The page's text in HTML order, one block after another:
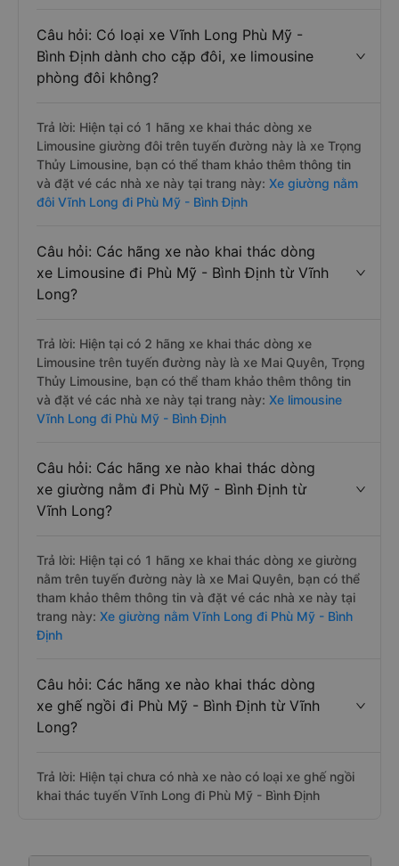
Câu hỏi: Có loại xe Vĩnh Long Phù Mỹ -
Bình Định dành cho cặp đôi, xe limousine
phòng đôi không?
Trả lời: Hiện tại có 1 hãng xe khai thác dòng xe
Limousine giường đôi trên tuyến đường này là xe Trọng
Thủy Limousine, bạn có thể tham khảo thêm thông tin
và đặt vé các nhà xe này tại trang này: Xe giường nằm
đôi Vĩnh Long đi Phù Mỹ - Bình Định
Câu hỏi: Các hãng xe nào khai thác dòng
xe Limousine đi Phù Mỹ - Bình Định từ Vĩnh
Long?
Trả lời: Hiện tại có 2 hãng xe khai thác dòng xe
Limousine trên tuyến đường này là xe Mai Quyên, Trọng
Thủy Limousine, bạn có thể tham khảo thêm thông tin
và đặt vé các nhà xe này tại trang này: Xe limousine
Vĩnh Long đi Phù Mỹ - Bình Định
Câu hỏi: Các hãng xe nào khai thác dòng
xe giường nằm đi Phù Mỹ - Bình Định từ
Vĩnh Long?
Trả lời: Hiện tại có 1 hãng xe khai thác dòng xe giường
nằm trên tuyến đường này là xe Mai Quyên, bạn có thể
tham khảo thêm thông tin và đặt vé các nhà xe này tại
trang này: Xe giường nằm Vĩnh Long đi Phù Mỹ - Bình
Định
Câu hỏi: Các hãng xe nào khai thác dòng
xe ghế ngồi đi Phù Mỹ - Bình Định từ Vĩnh
Long?
Trả lời: Hiện tại chưa có nhà xe nào có loại xe ghế ngồi
khai thác tuyến Vĩnh Long đi Phù Mỹ - Bình Định